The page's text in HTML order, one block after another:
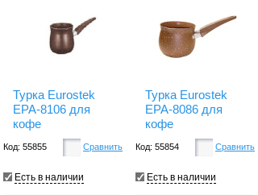
Турка Eurostek
EPA-8106 для
кофе
Код: 55855 Сравнить
Есть в наличии
Турка Eurostek
EPA-8086 для
кофе
Код: 55854 Сравнить
Есть в наличии